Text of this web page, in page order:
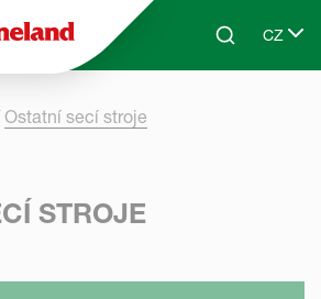
Skip to main contentSearchCZ
Select
Ostatní secí stroje
STROJE